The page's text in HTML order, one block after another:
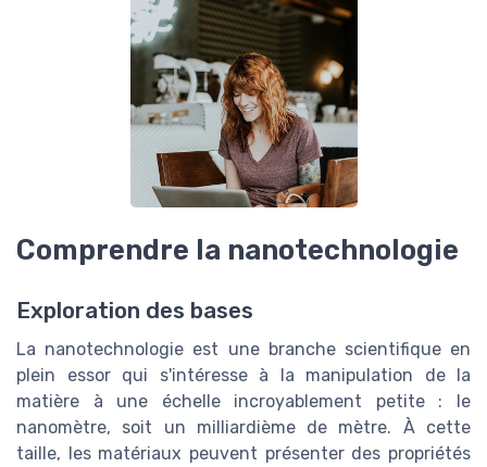
Comprendre la nanotechnologie
Exploration des bases
La nanotechnologie est une branche scientifique en
plein essor qui s'intéresse à la manipulation de la
matière à une échelle incroyablement petite : le
nanomètre, soit un milliardième de mètre. À cette
taille, les matériaux peuvent présenter des propriétés